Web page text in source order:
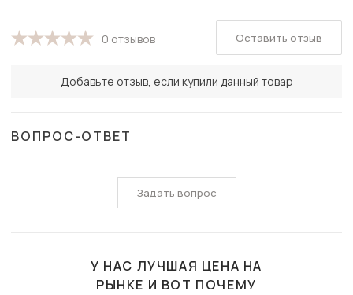
0 отзывов
Добавьте отзыв, если купили данный товар
Оставить отзыв
ВОПРОС-ОТВЕТ
Задать вопрос
У НАС ЛУЧШАЯ ЦЕНА НА
РЫНКЕ И ВОТ ПОЧЕМУ